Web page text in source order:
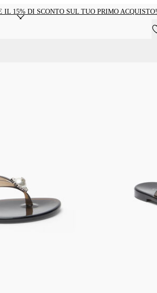
15% DI SCONTO SUL TUO PRIMO ACQUISTO!